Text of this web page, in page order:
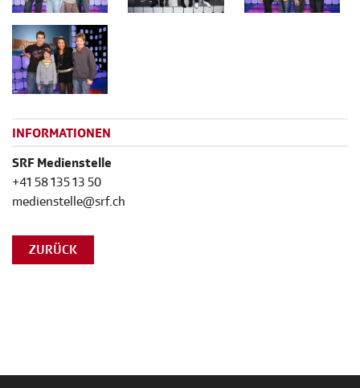
INFORMATIONEN
SRF Medienstelle
+41 58 135 13 50
medienstelle@srf.ch
ZURÜCK